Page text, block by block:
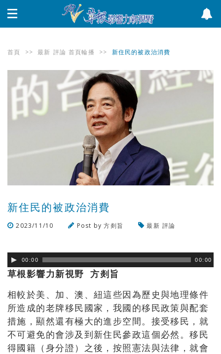
首頁 >> 最新 評論 首頁輪播 >> 新住民的被政治消費
新住民的被政治消費
2023/11/10 Post by方剡旨 最新 評論
00:00 00:00
草根影響力新視野 方剡旨
相較於美、加、澳、紐這些因為歷史與地理條件
所造成的老牌移民國家，我國的移民政策與配套
措施，顯然還有極大的進步空間。接受移民，就
不可避免的會涉及到新住民參政這個必然。移民
得國籍（身分證）之後，按照憲法與法律，就會